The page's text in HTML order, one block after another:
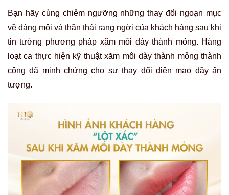
Bạn hãy cùng chiêm ngưỡng những thay đổi ngoạn mục
về dáng môi và thần thái rạng ngời của khách hàng sau khi
tin tưởng phương pháp xăm môi dày thành mỏng. Hàng
loạt ca thực hiện kỹ thuật xăm môi dày thành mỏng thành
công đã minh chứng cho sự thay đổi diện mạo đầy ấn
tượng.